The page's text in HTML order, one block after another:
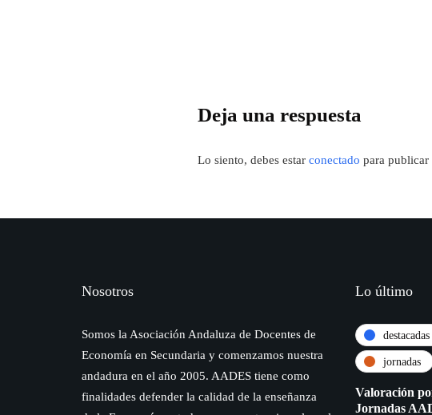
Deja una respuesta
Lo siento, debes estar conectado para publicar
Nosotros
Somos la Asociación Andaluza de Docentes de
Economía en Secundaria y comenzamos nuestra
andadura en el año 2005. AADES tiene como
finalidades defender la calidad de la enseñanza
Lo último
destacadas
jornadas
Valoración
Jornadas